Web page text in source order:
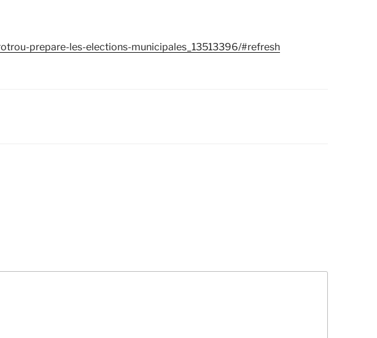
prepare-les-elections-municipales_13513396/#refresh